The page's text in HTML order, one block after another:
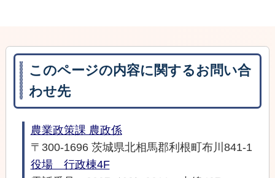
このページの内容に関するお問い合
わせ先
農業政策課 農政係
〒300-1696 茨城県北相馬郡利根町布川841-1
役場 行政棟4F